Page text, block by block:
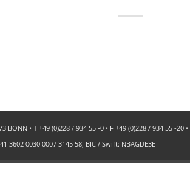
BONN • T +49 (0)228 / 934 55 -0 • F +49 (0)228 / 934 55 -20 •
0030 0007 3145 58, BIC / Swift: NBAGDE3E